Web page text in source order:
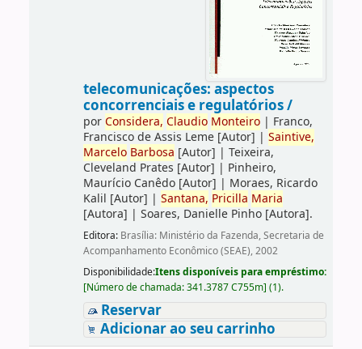
telecomunicações: aspectos
concorrenciais e regulatórios /
porConsidera, Claudio Monteiro| Franco,
Francisco de Assis Leme[Autor] | Saintive,
Marcelo Barbosa [Autor] | Teixeira,
Cleveland Prates [Autor] | Pinheiro,
Maurício Canêdo[Autor] | Moraes, Ricardo
Kalil [Autor] | Santana, Pricilla Maria
[Autora] | Soares, Danielle Pinho[Autora].
Editora: Brasília: Ministério da Fazenda, Secretaria de
Acompanhamento Econômico (SEAE), 2002
Disponibilidade:Itens disponíveis para empréstimo:
[Número de chamada:341.3787 C755m] (1).
Reservar
Adicionar ao seu carrinho